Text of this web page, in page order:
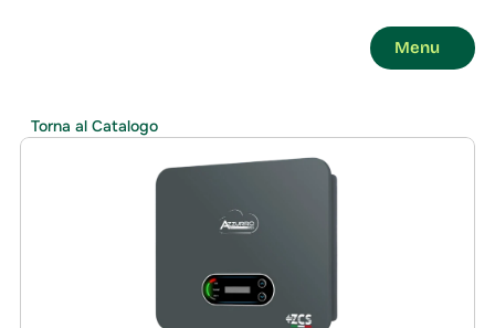
Menu
Torna al Catalogo